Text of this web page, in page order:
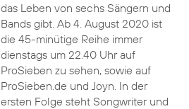
das Leben von sechs Sängern und
Bands gibt. Ab 4. August 2020 ist
die 45-minütige Reihe immer
dienstags um 22.40 Uhr auf
ProSieben zu sehen, sowie auf
ProSieben.de und Joyn. In der
ersten Folge steht Songwriter und